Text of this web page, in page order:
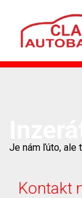
Je nám ľúto, ale
Kontakt